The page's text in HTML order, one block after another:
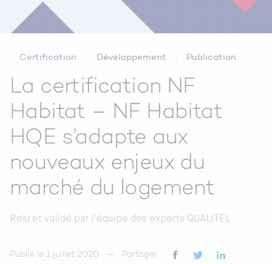
Pourquoi certifier avec CERQUAL ?
Certification Développement Publication
La certification NF
Habitat – NF Habitat
HQE s’adapte aux
nouveaux enjeux du
marché du logement
Relu et validé par l'équipe des experts QUALITEL
Publié le 1 juillet 2020 Partager